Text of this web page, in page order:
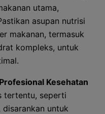
utama,
asupan nutrisi
makanan, termasuk
kompleks, untuk
Kesehatan
tertentu, seperti
untuk